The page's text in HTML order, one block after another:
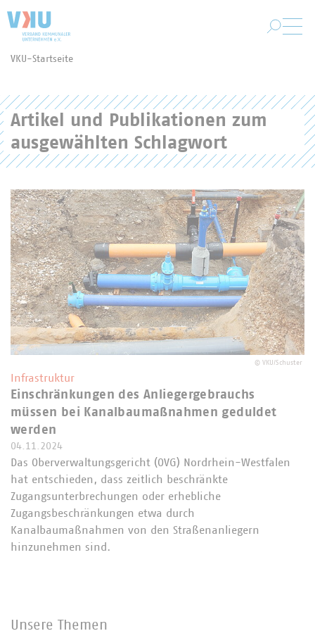
VKU-Startseite
Artikel und Publikationen zum
ausgewählten Schlagwort
© VKU/Schuster
Infrastruktur
Einschränkungen des Anliegergebrauchs
müssen bei Kanalbaumaßnahmen geduldet
werden
04.11.2024
Das Oberverwaltungsgericht (OVG) Nordrhein-Westfalen
hat entschieden, dass zeitlich beschränkte
Zugangsunterbrechungen oder erhebliche
Zugangsbeschränkungen etwa durch
Kanalbaumaßnahmen von den Straßenanliegern
hinzunehmen sind.
Unsere Themen